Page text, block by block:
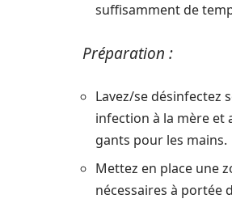
suffisamment de
Préparation :
Lavez/se désinfectez
infection à la mère et
gants pour les mains.
Mettez en place une
nécessaires à portée